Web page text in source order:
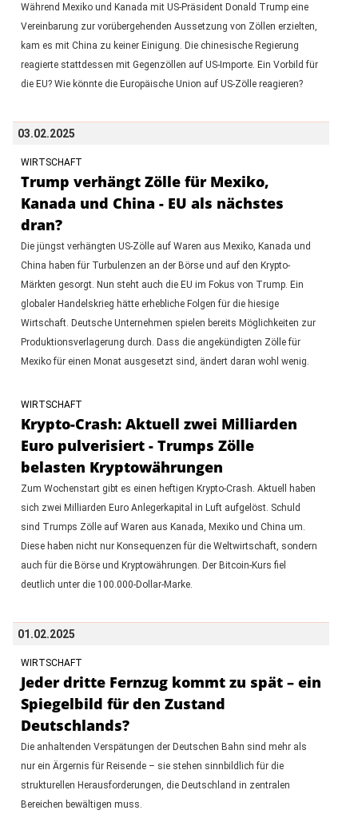
Während Mexiko und Kanada mit US-Präsident Donald Trump eine
Vereinbarung zur vorübergehenden Aussetzung von Zöllen erzielten,
kam es mit China zu keiner Einigung. Die chinesische Regierung
reagierte stattdessen mit Gegenzöllen auf US-Importe. Ein Vorbild für
die EU? Wie könnte die Europäische Union auf US-Zölle reagieren?
03.02.2025
WIRTSCHAFT
Trump verhängt Zölle für Mexiko,
Kanada und China - EU als nächstes
dran?
Die jüngst verhängten US-Zölle auf Waren aus Mexiko, Kanada und
China haben für Turbulenzen an der Börse und auf den Krypto-
Märkten gesorgt. Nun steht auch die EU im Fokus von Trump. Ein
globaler Handelskrieg hätte erhebliche Folgen für die hiesige
Wirtschaft. Deutsche Unternehmen spielen bereits Möglichkeiten zur
Produktionsverlagerung durch. Dass die angekündigten Zölle für
Mexiko für einen Monat ausgesetzt sind, ändert daran wohl wenig.
WIRTSCHAFT
Krypto-Crash: Aktuell zwei Milliarden
Euro pulverisiert - Trumps Zölle
belasten Kryptowährungen
Zum Wochenstart gibt es einen heftigen Krypto-Crash. Aktuell haben
sich zwei Milliarden Euro Anlegerkapital in Luft aufgelöst. Schuld
sind Trumps Zölle auf Waren aus Kanada, Mexiko und China um.
Diese haben nicht nur Konsequenzen für die Weltwirtschaft, sondern
auch für die Börse und Kryptowährungen. Der Bitcoin-Kurs fiel
deutlich unter die 100.000-Dollar-Marke.
01.02.2025
WIRTSCHAFT
Jeder dritte Fernzug kommt zu spät – ein
Spiegelbild für den Zustand
Deutschlands?
Die anhaltenden Verspätungen der Deutschen Bahn sind mehr als
nur ein Ärgernis für Reisende – sie stehen sinnbildlich für die
strukturellen Herausforderungen, die Deutschland in zentralen
Bereichen bewältigen muss.